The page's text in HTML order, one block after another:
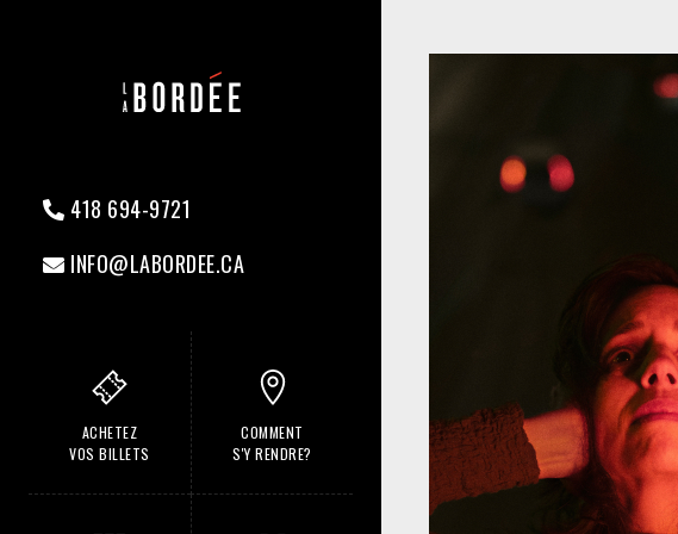
418 694-9721
INFO@LABORDEE.CA
ACHETEZ
VOS BILLETS
COMMENT
S'Y RENDRE?